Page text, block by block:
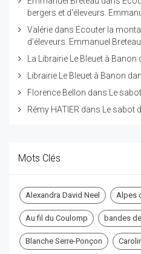
bergers et d'éleveurs.
Valérie dans Ecouter la
d'éleveurs. Emmanuel Breteau
La Librairie Le Bleuet à Banon
Librairie Le Bleuet à Banon
Florence Bellon dans Le
Rémy HATIER dans Le sabot
Mots Clés
Alexandra David Neel Alpes
Au fil du Coulomp bandes
Blanche Serre-Ponçon